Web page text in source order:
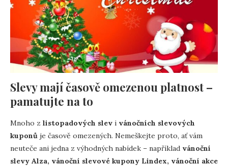
Slevy mají časově omezenou platnost –
pamatujte na to
Mnoho z listopadových slev i vánočních slevových
kuponů je časově omezených. Nemeškejte proto, ať vám
neuteče ani jedna z výhodných nabídek – například vánoční
slevy Alza, vánoční slevové kupony Lindex, vánoční akce